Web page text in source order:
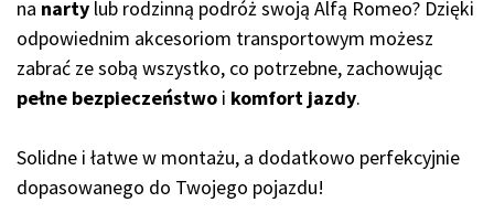
na narty lub rodzinną podróż swoją Alfą Romeo? Dzięki
odpowiednim akcesoriom transportowym możesz
zabrać ze sobą wszystko, co potrzebne, zachowując
pełne bezpieczeństwo i komfort jazdy.
Solidne i łatwe w montażu, a dodatkowo perfekcyjnie
dopasowanego do Twojego pojazdu!